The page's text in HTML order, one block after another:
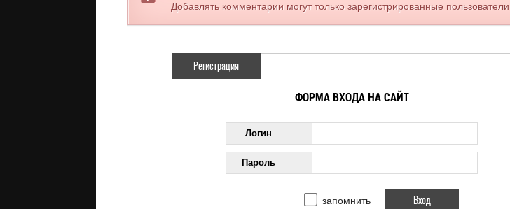
Добавлять комментарии могут только зарегистрированные пользователи
Регистрация
ФОРМА ВХОДА НА САЙТ
Логин
Пароль
запомнить